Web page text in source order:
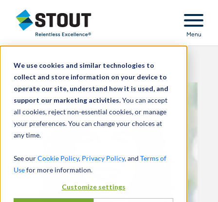
We use cookies and similar technologies to
collect and store information on your device to
operate our site, understand how it is used, and
support our marketing activities.You can accept
all cookies, reject non-essential cookies, or manage
your preferences. You can change your choices at
any time.
See ourCookie Policy, Privacy Policy, and Terms of
Usefor more information.
Customize settings
Stout Relentless Excellence
Menu